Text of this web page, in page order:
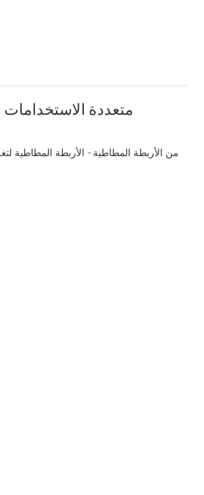
متعددة الاستخدامات